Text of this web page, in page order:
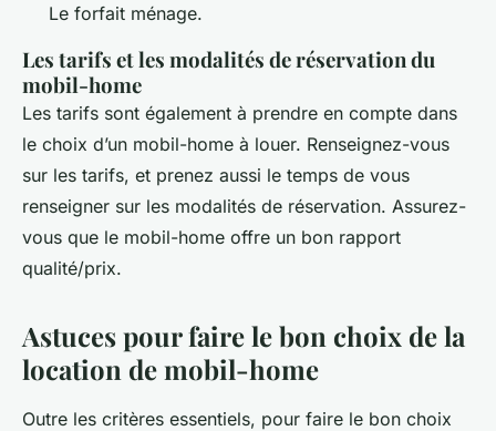
Le forfait ménage.
Les tarifs et les modalités de réservation du
mobil-home
Les tarifs sont également à prendre en compte dans
le choix d’un mobil-home à louer. Renseignez-vous
sur les tarifs, et prenez aussi le temps de vous
renseigner sur les modalités de réservation. Assurez-
vous que le mobil-home offre un bon rapport
qualité/prix.
Astuces pour faire le bon choix de la
location de mobil-home
Outre les critères essentiels, pour faire le bon choix